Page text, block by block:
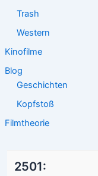
Trash
Western
Kinofilme
Blog
Geschichten
Kopfstoß
Filmtheorie
2501: